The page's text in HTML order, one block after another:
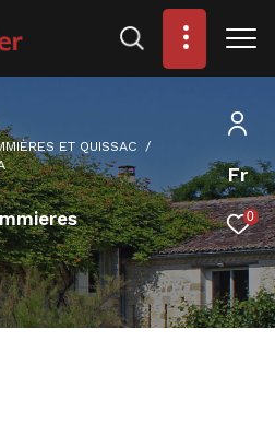
Fr
0
ET QUISSAC